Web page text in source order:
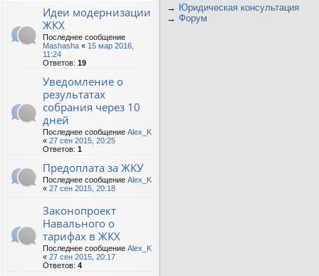
Идеи модернизации
ЖКХ
Последнее сообщение
Mashasha « 15 мар 2016,
11:24
Ответов: 19
Уведомление о
результатах
собрания через 10
дней
Последнее сообщение Alex_K
« 27 сен 2015, 20:25
Ответов: 1
Предоплата за ЖКУ
Последнее сообщение Alex_K
« 27 сен 2015, 20:18
Законопроект
Навального о
тарифах в ЖКХ
Последнее сообщение Alex_K
« 27 сен 2015, 20:17
Ответов: 4
→ Юридическая консультация
→ Форум